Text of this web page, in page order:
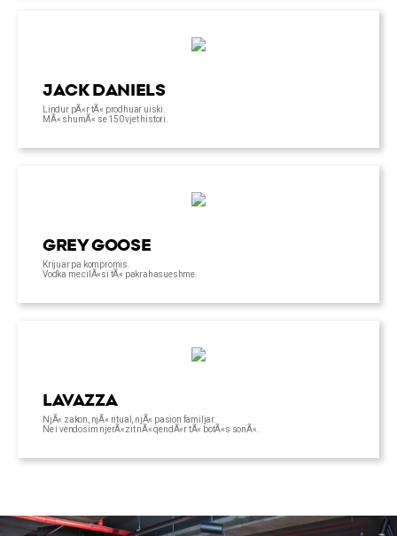
JACK DANIELS
Lindur pÃ«r tÃ« prodhuar uiski.
MÃ« shumÃ« se 150 vjet histori.
GREY GOOSE
Krijuar pa kompromis.
Vodka me cilÃ«si tÃ« pakrahasueshme.
LAVAZZA
NjÃ« zakon, njÃ« ritual, njÃ« pasion familjar.
Ne i vendosim njerÃ«zit nÃ« qendÃ«r tÃ« botÃ«s sonÃ«.